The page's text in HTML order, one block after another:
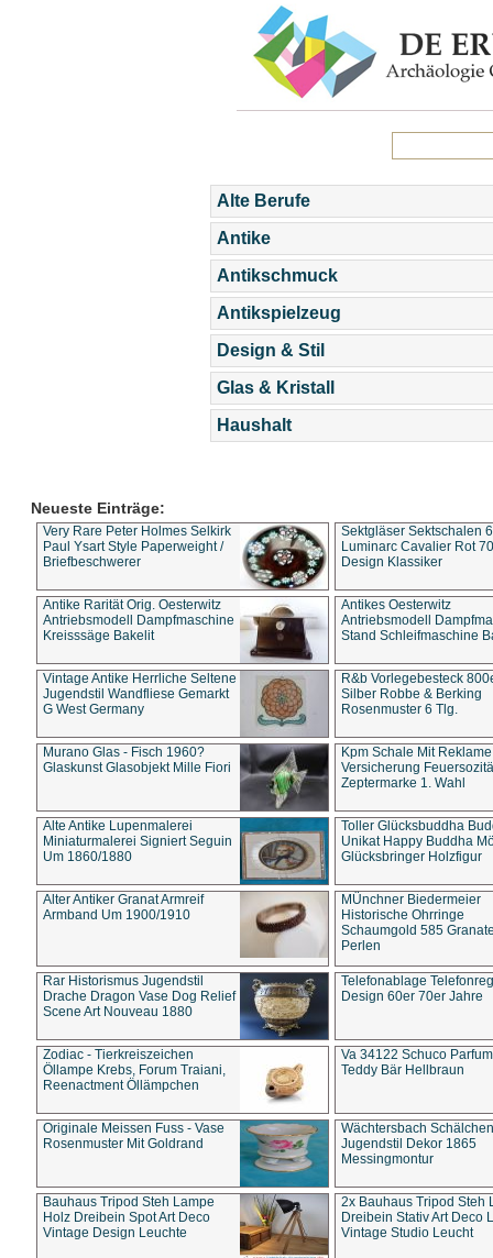
Alte Berufe
Antike
Antikschmuck
Antikspielzeug
Design & Stil
Glas & Kristall
Haushalt
Neueste Einträge:
Very Rare Peter Holmes Selkirk
Paul Ysart Style Paperweight /
Briefbeschwerer
Sektgläser Sektschalen
Luminarc Cavalier Rot
Design Klassiker
Antike Rarität Orig. Oesterwitz
Antriebsmodell Dampfmaschine
Kreisssäge Bakelit
Antikes Oesterwitz
Antriebsmodell
Stand Schleifmaschine
Vintage Antike Herrliche Seltene
Jugendstil Wandfliese Gemarkt
G West Germany
R&b Vorlegebesteck
Silber Robbe & Berking
Rosenmuster 6 Tlg.
Murano Glas - Fisch 1960?
Glaskunst Glasobjekt Mille Fiori
Kpm Schale Mit Reklame
Versicherung
Zeptermarke 1. Wahl
Alte Antike Lupenmalerei
Miniaturmalerei Signiert Seguin
Um 1860/1880
Toller Glücksbuddha
Unikat Happy Buddha
Glücksbringer Holzfigur
Alter Antiker Granat Armreif
Armband Um 1900/1910
MÜnchner Biedermeier
Historische Ohrringe
Schaumgold 585
Perlen
Rar Historismus Jugendstil
Drache Dragon Vase Dog Relief
Scene Art Nouveau 1880
Telefonablage
Design 60er 70er Jahre
Zodiac - Tierkreiszeichen
Öllampe Krebs, Forum Traiani,
Reenactment Öllämpchen
Va 34122 Schuco
Teddy Bär Hellbraun
Originale Meissen Fuss - Vase
Rosenmuster Mit Goldrand
Wächtersbach Schälchen
Jugendstil Dekor 1865
Messingmontur
Bauhaus Tripod Steh Lampe
Holz Dreibein Spot Art Deco
Vintage Design Leuchte
2x Bauhaus Tripod Steh
Dreibein Stativ Art Deco
Vintage Studio Leucht